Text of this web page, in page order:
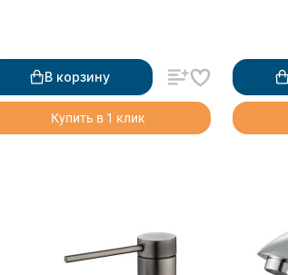
В корзину
Купить в 1 клик